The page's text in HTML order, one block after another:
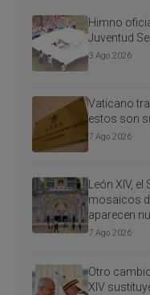
Himno
Juventud
3 Ago 2026
Vaticano
estos son
7 Ago 2026
León XIV,
mosaicos
aparecen
7 Ago 2026
Otro
XIV